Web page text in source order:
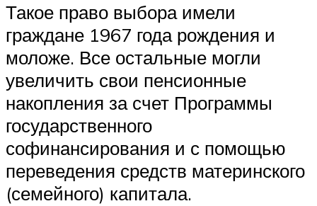
Такое право выбора имели
граждане 1967 года рождения и
моложе. Все остальные могли
увеличить свои пенсионные
накопления за счет Программы
государственного
софинансирования и с помощью
переведения средств материнского
(семейного) капитала.